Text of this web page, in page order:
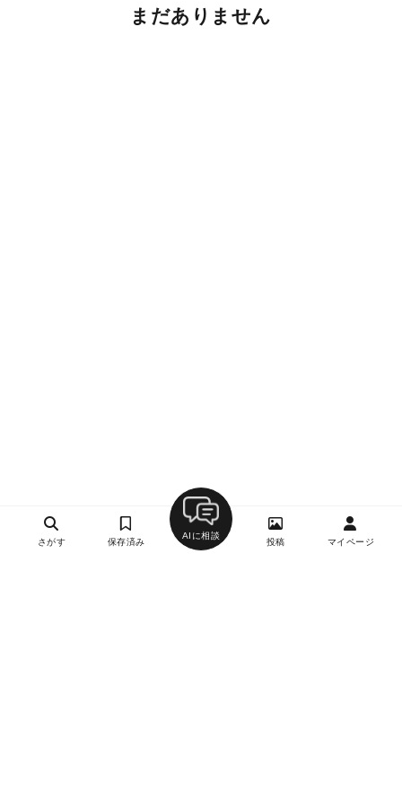
まだありません
さがす 保存済み
AIに相談
投稿 マイページ